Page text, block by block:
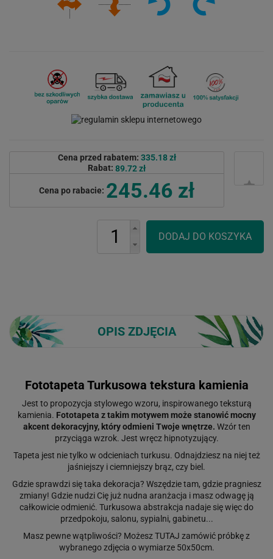
Cena przed rabatem: 335.18 zł
Rabat: 89.72 zł
Cena po rabacie: 245.46 zł
OPIS ZDJĘCIA
Fototapeta Turkusowa tekstura kamienia
Jest to propozycja stylowego wzoru, inspirowanego teksturą
kamienia. Fototapeta z takim motywem może stanowić mocny
akcent dekoracyjny, który odmieni Twoje wnętrze. Wzór ten
przyciąga wzrok. Jest wręcz hipnotyzujący.
Tapeta jest nie tylko w odcieniach turkusu. Odnajdziesz na niej też
jaśniejszy i ciemniejszy brąz, czy biel.
Gdzie sprawdzi się taka dekoracja? Wszędzie tam, gdzie pragniesz
zmiany! Gdzie nudzi Cię już nudna aranżacja i masz odwagę ją
całkowicie odmienić. Turkusowa abstrakcja nadaje się więc do
przedpokoju, salonu, sypialni, gabinetu...
Masz pewne wątpliwości? MożeszTUTAJ zamówić próbkę z
wybranego zdjęcia o wymiarze 50x50cm.